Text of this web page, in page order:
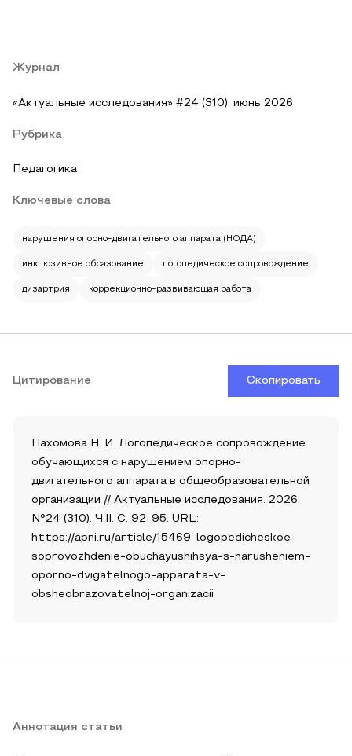
Журнал
«Актуальные исследования» #24 (310), июнь 2026
Рубрика
Педагогика
Ключевые слова
нарушения опорно‑двигательного аппарата (НОДА)
инклюзивное образование логопедическое сопровождение
дизартрия коррекционно‑развивающая работа
Цитирование Скопировать
Пахомова Н. И. Логопедическое сопровождение
обучающихся с нарушением опорно-
двигательного аппарата в общеобразовательной
организации // Актуальные исследования. 2026.
№24 (310). Ч.II. С. 92-95. URL:
https://apni.ru/article/15469-logopedicheskoe-
soprovozhdenie-obuchayushihsya-s-narusheniem-
oporno-dvigatelnogo-apparata-v-
obsheobrazovatelnoj-organizacii
Аннотация статьи